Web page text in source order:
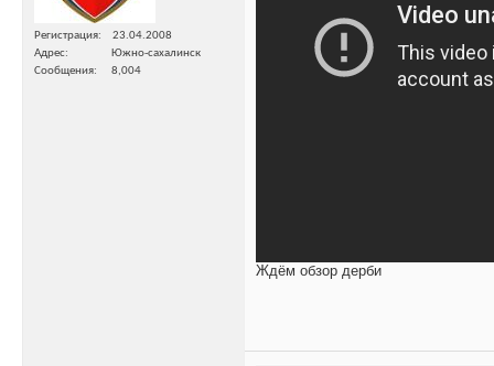
Регистрация
23.04.2008
Адрес
Южно-сахалинск
Сообщения
8,004
Ждём обзор дерби